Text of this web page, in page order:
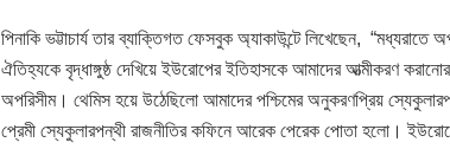
পিনাকি ভট্টাচার্য তার ব্যাক্তিগত ফেসবুক অ্যাকাউন্টে লিখেছেন,
ঐতিহ্যকে বৃদ্ধাঙ্গুষ্ঠ দেখিয়ে ইউরোপের ইতিহাসকে আমাদের আত্মীকরণ
অপরিসীম। থেমিস হয়ে উঠেছিলো আমাদের পশ্চিমের অনুকরণপ্রিয়
প্রেমী স্যেকুলারপন্থী রাজনীতির কফিনে আরেক পেরেক পোতা হলো।